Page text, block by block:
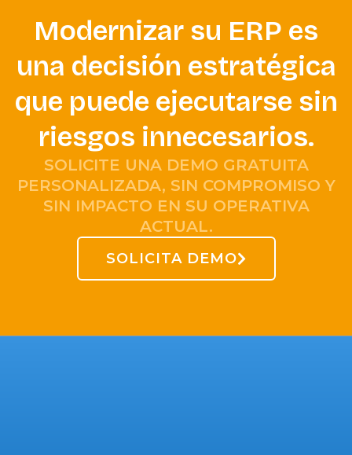
Modernizar su ERP es
una decisión estratégica
que puede ejecutarse sin
riesgos innecesarios.
SOLICITE UNA DEMO GRATUITA
PERSONALIZADA, SIN COMPROMISO Y
SIN IMPACTO EN SU OPERATIVA
ACTUAL.
SOLICITA DEMO